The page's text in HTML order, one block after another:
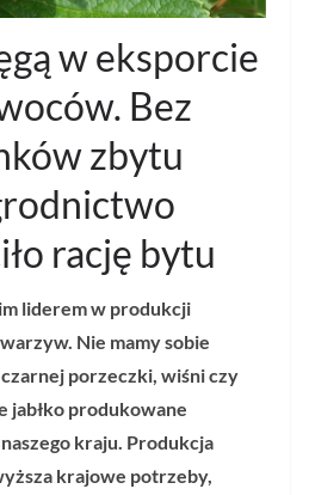
w eksporcie
Bez
zbytu
rację bytu
liderem w produkcji
Nie mamy sobie
porzeczki, wiśni czy
jabłko produkowane
kraju. Produkcja
krajowe potrzeby,